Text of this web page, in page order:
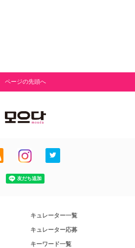
ページの先頭へ
キュレーター一覧
キュレーター応募
キーワード一覧